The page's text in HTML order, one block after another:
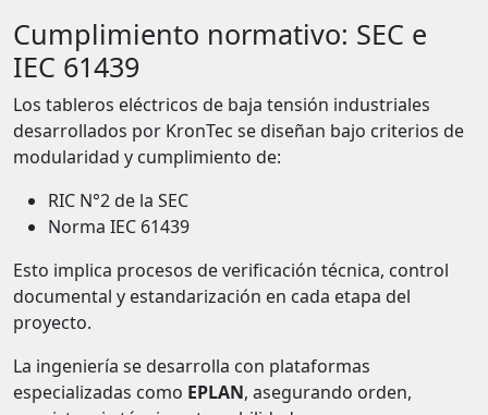
Cumplimiento normativo: SEC e
IEC 61439
Los tableros eléctricos de baja tensión industriales
desarrollados por KronTec se diseñan bajo criterios de
modularidad y cumplimiento de:
RIC N°2 de la SEC
Norma IEC 61439
Esto implica procesos de verificación técnica, control
documental y estandarización en cada etapa del
proyecto.
La ingeniería se desarrolla con plataformas
especializadas como EPLAN, asegurando orden,